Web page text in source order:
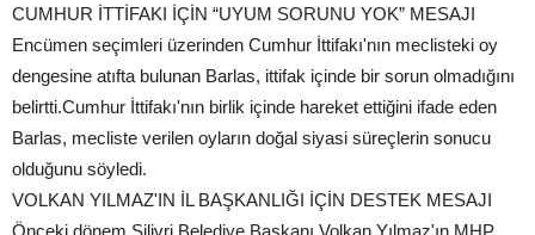
CUMHUR İTTİFAKI İÇİN “UYUM SORUNU YOK” MESAJI
Encümen seçimleri üzerinden Cumhur İttifakı'nın meclisteki oy
dengesine atıfta bulunan Barlas, ittifak içinde bir sorun olmadığını
belirtti.Cumhur İttifakı'nın birlik içinde hareket ettiğini ifade eden
Barlas, mecliste verilen oyların doğal siyasi süreçlerin sonucu
olduğunu söyledi.
VOLKAN YILMAZ'IN İL BAŞKANLIĞI İÇİN DESTEK MESAJI
Önceki dönem Silivri Belediye Başkanı Volkan Yılmaz'ın MHP